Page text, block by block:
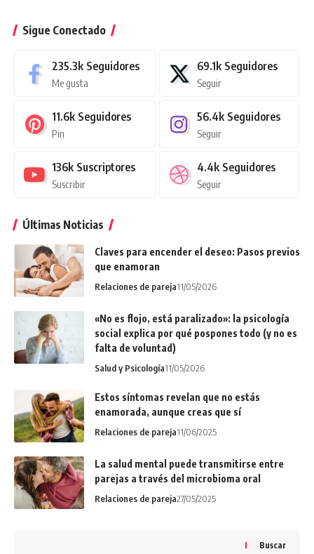
Sigue Conectado
235.3k Seguidores
Me gusta
69.1k Seguidores
Seguir
11.6k Seguidores
Pin
56.4k Seguidores
Seguir
136k Suscriptores
Suscribir
4.4k Seguidores
Seguir
Últimas Noticias
Claves para encender el deseo: Pasos previos
que enamoran
Relaciones de pareja11/05/2026
«No es flojo, está paralizado»: la psicología
social explica por qué pospones todo (y no es
falta de voluntad)
Salud y Psicología11/05/2026
Estos síntomas revelan que no estás
enamorada, aunque creas que sí
Relaciones de pareja11/06/2025
La salud mental puede transmitirse entre
parejas a través del microbioma oral
Relaciones de pareja27/05/2025
Buscar